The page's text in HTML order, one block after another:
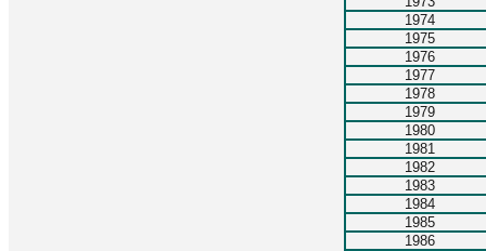
1974
1975
1976
1977
1978
1979
1980
1981
1982
1983
1984
1985
1986